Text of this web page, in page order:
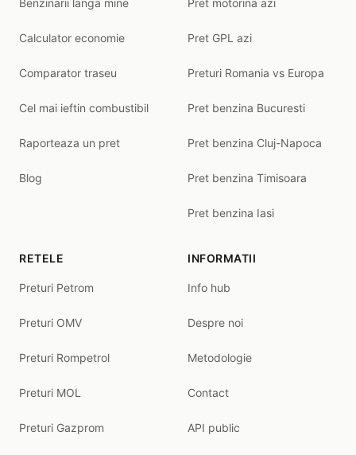
Benzinarii langa mine
Calculator economie
Comparator traseu
Cel mai ieftin combustibil
Raporteaza un pret
Blog
Pret motorina azi
Pret GPL azi
Preturi Romania vs Europa
Pret benzina Bucuresti
Pret benzina Cluj-Napoca
Pret benzina Timisoara
Pret benzina Iasi
RETELE
Preturi Petrom
Preturi OMV
Preturi Rompetrol
Preturi MOL
Preturi Gazprom
INFORMATII
Info hub
Despre noi
Metodologie
Contact
API public